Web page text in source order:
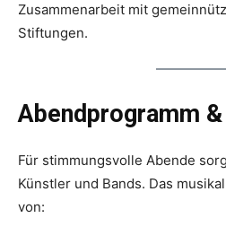
Zusammenarbeit mit
Stiftungen.
Abendprogramm
Für stimmungsvolle Abende
Künstler und Bands. Das
von: